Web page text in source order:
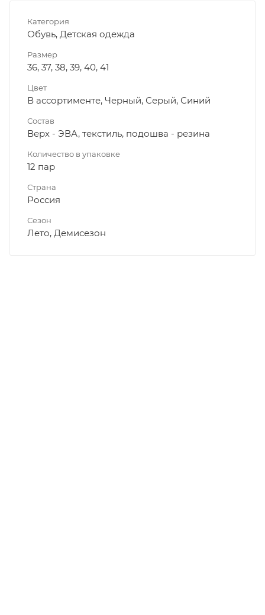
Категория
Обувь, Детская одежда
Размер
36, 37, 38, 39, 40, 41
Цвет
В ассортименте, Черный, Серый, Синий
Состав
Верх - ЭВА, текстиль, подошва - резина
Количество в упаковке
12 пар
Страна
Россия
Сезон
Лето, Демисезон